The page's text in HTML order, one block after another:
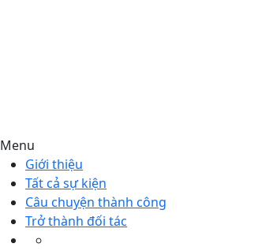
Menu
Giới thiệu
Tất cả sự kiện
Câu chuyện thành công
Trở thành đối tác